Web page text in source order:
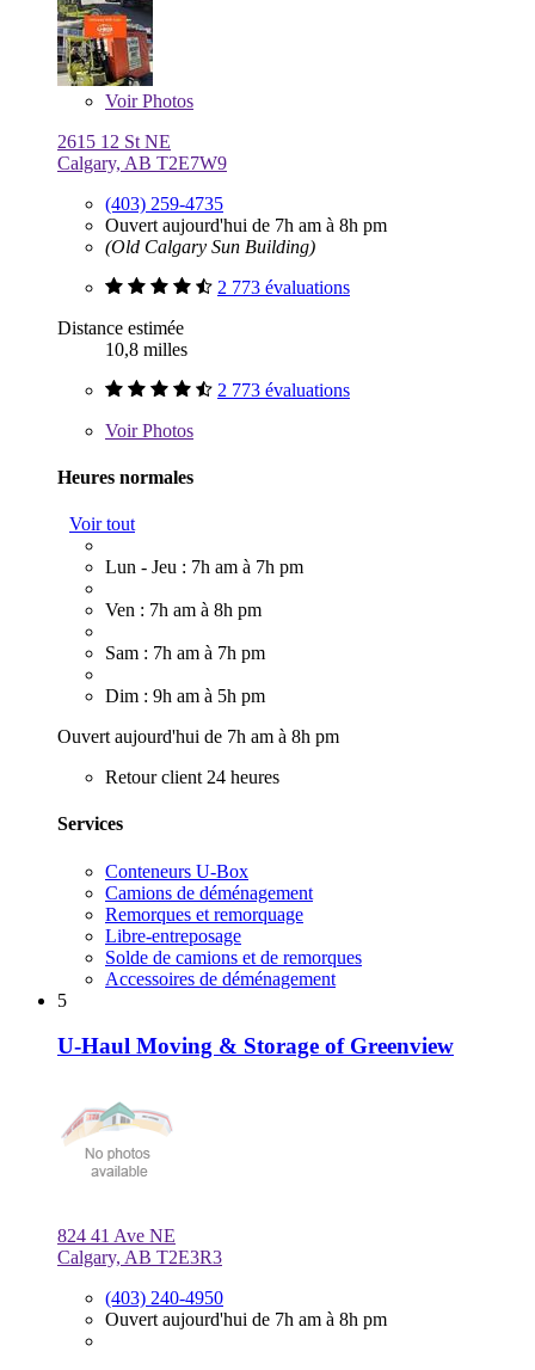
VoirPhotos
2615 12 St NE
Calgary, AB T2E7W9
(403) 259-4735
Ouvert aujourd'hui de 7h am à 8h pm
(Old Calgary Sun Building)
2 773 évaluations
Distance estimée
10,8 milles
2 773 évaluations
VoirPhotos
Heures normales
Voir tout
Lun - Jeu : 7h am à 7h pm
Ven : 7h am à 8h pm
Sam : 7h am à 7h pm
Dim : 9h am à 5h pm
Ouvert aujourd'hui de 7h am à 8h pm
Retour client 24 heures
Services
Conteneurs U-Box
Camions de déménagement
Remorques et remorquage
Libre-entreposage
Solde de camions et de remorques
Accessoires de déménagement
5
U-Haul Moving & Storage of Greenview
824 41 Ave NE
Calgary, AB T2E3R3
(403) 240-4950
Ouvert aujourd'hui de 7h am à 8h pm